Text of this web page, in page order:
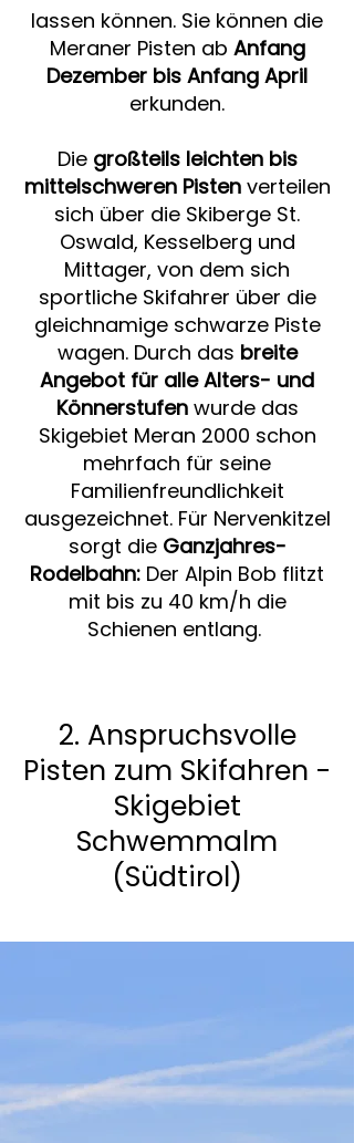
lassen können. Sie können die
Meraner Pisten ab Anfang
Dezember bis Anfang April
erkunden.
Die großteils leichten bis
mittelschweren Pisten verteilen
sich über die Skiberge St.
Oswald, Kesselberg und
Mittager, von dem sich
sportliche Skifahrer über die
gleichnamige schwarze Piste
wagen. Durch das breite
Angebot für alle Alters- und
Könnerstufen wurde das
Skigebiet Meran 2000 schon
mehrfach für seine
Familienfreundlichkeit
ausgezeichnet. Für Nervenkitzel
sorgt die Ganzjahres-
Rodelbahn: Der Alpin Bob flitzt
mit bis zu 40 km/h die
Schienen entlang.
2. Anspruchsvolle
Pisten zum Skifahren -
Skigebiet
Schwemmalm
(Südtirol)